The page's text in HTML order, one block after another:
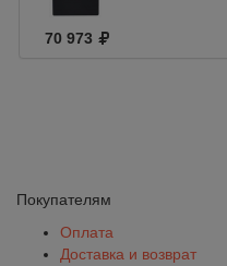
70 973
Покупателям
Оплата
Доставка и возврат